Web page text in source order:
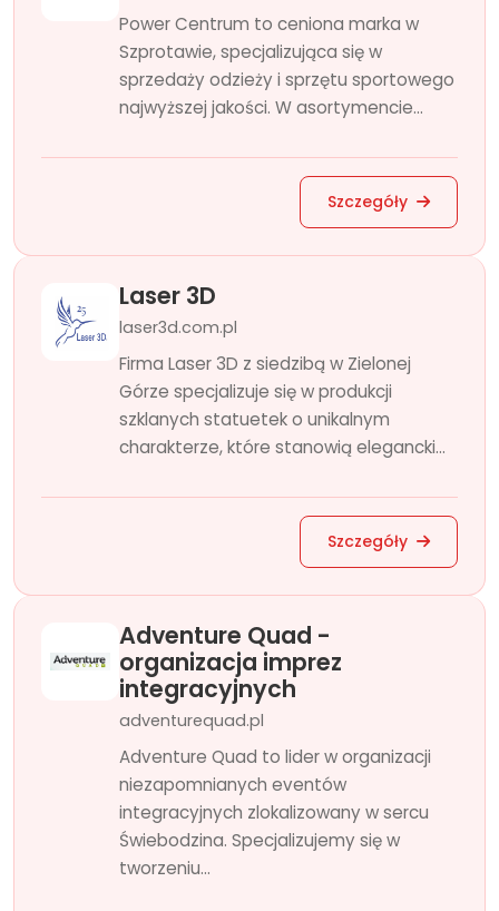
Power Centrum to ceniona marka w
Szprotawie, specjalizująca się w
sprzedaży odzieży i sprzętu sportowego
najwyższej jakości. W asortymencie...
Szczegóły
Laser 3D
laser3d.com.pl
Firma Laser 3D z siedzibą w Zielonej
Górze specjalizuje się w produkcji
szklanych statuetek o unikalnym
charakterze, które stanowią elegancki...
Szczegóły
Adventure Quad -
organizacja imprez
integracyjnych
adventurequad.pl
Adventure Quad to lider w organizacji
niezapomnianych eventów
integracyjnych zlokalizowany w sercu
Świebodzina. Specjalizujemy się w
tworzeniu...